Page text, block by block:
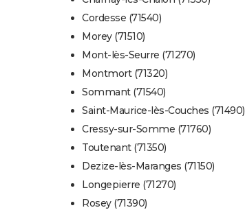
Cordesse (71540)
Morey (71510)
Mont-lès-Seurre (71270)
Montmort (71320)
Sommant (71540)
Saint-Maurice-lès-Couches (71490)
Cressy-sur-Somme (71760)
Toutenant (71350)
Dezize-lès-Maranges (71150)
Longepierre (71270)
Rosey (71390)